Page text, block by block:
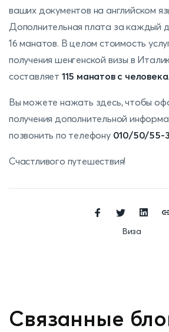
ваших документов на английском
Дополнительная плата за каждый
16 манатов. В целом стоимость
получения шенгенской визы в
составляет 115 манатов с человека.
Вы можете нажать здесь, чтобы
получения дополнительной
позвонить по телефону010/50/55-
Счастливого путешествия!
Виза
Связанные